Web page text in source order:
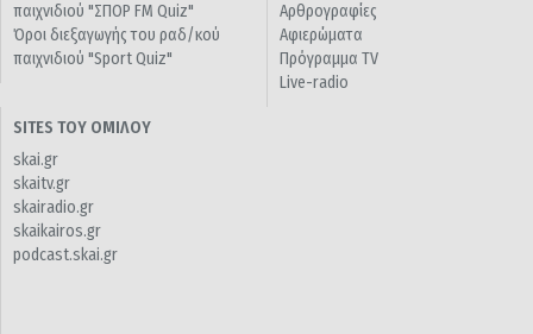
παιχνιδιού "ΣΠΟΡ FM Quiz"
Όροι διεξαγωγής του ραδ/κού
παιχνιδιού "Sport Quiz"
Αρθρογραφίες
Αφιερώματα
Πρόγραμμα TV
Live-radio
SITES ΤΟΥ ΟΜΙΛΟΥ
skai.gr
skaitv.gr
skairadio.gr
skaikairos.gr
podcast.skai.gr